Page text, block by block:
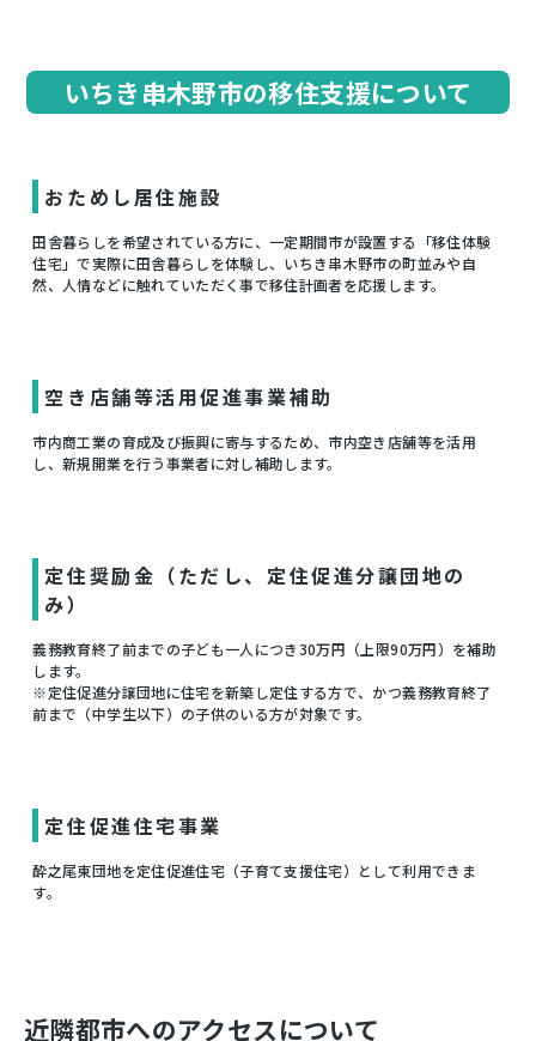
いちき串木野市の移住支援について
おためし居住施設
田舎暮らしを希望されている方に、一定期間市が設置する「移住体験
住宅」で実際に田舎暮らしを体験し、いちき串木野市の町並みや自
然、人情などに触れていただく事で移住計画者を応援します。
空き店舗等活用促進事業補助
市内商工業の育成及び振興に寄与するため、市内空き店舗等を活用
し、新規開業を行う事業者に対し補助します。
定住奨励金（ただし、定住促進分譲団地の
み）
義務教育終了前までの子ども一人につき30万円（上限90万円）を補助
します。
※定住促進分譲団地に住宅を新築し定住する方で、かつ義務教育終了
前まで（中学生以下）の子供のいる方が対象です。
定住促進住宅事業
酔之尾東団地を定住促進住宅（子育て支援住宅）として利用できま
す。
近隣都市へのアクセスについて